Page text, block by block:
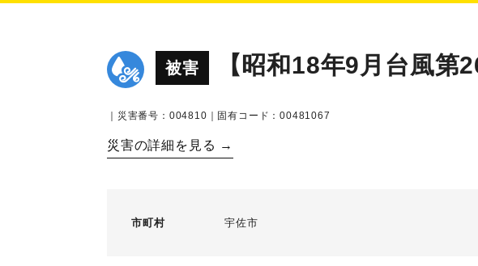
被害 【昭和18年9月台風
｜災害番号：004810｜固有コード：00481067
災害の詳細を見る →
市町村 宇佐市